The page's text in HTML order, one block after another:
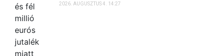
2026. AUGUSZTUS 4. 14:27